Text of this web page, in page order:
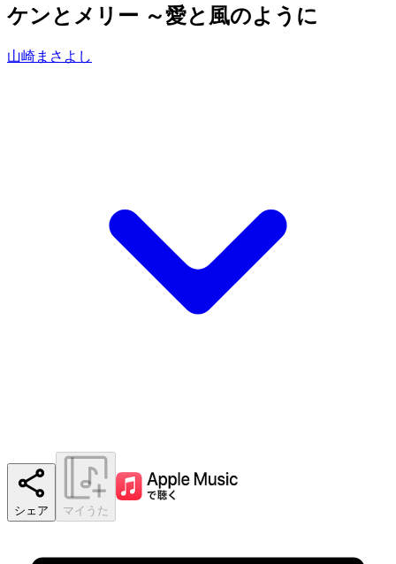
ケンとメリー ～愛と風のように
山崎まさよし
シェア マイうた